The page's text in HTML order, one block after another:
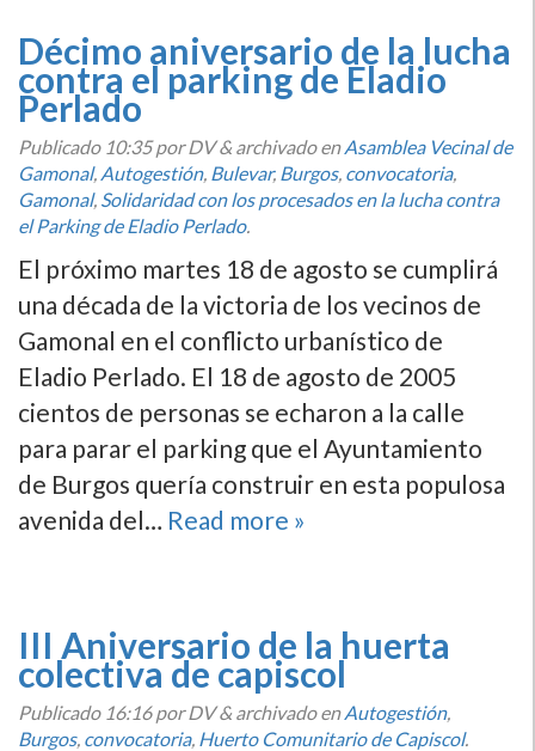
Décimo aniversario de la lucha
contra el parking de Eladio
Perlado
Publicado 10:35por DV&archivado enAsamblea Vecinal de
Gamonal, Autogestión, Bulevar, Burgos, convocatoria,
Gamonal, Solidaridad con los procesados en la lucha contra
el Parking de Eladio Perlado.
El próximo martes 18 de agosto se cumplirá
una década de la victoria de los vecinos de
Gamonal en el conflicto urbaní­stico de
Eladio Perlado. El 18 de agosto de 2005
cientos de personas se echaron a la calle
para parar el parking que el Ayuntamiento
de Burgos querí­a construir en esta populosa
avenida del… Read more »
III Aniversario de la huerta
colectiva de capiscol
Publicado 16:16por DV&archivado enAutogestión,
Burgos, convocatoria, Huerto Comunitario de Capiscol.